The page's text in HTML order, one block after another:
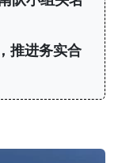
推进务实合